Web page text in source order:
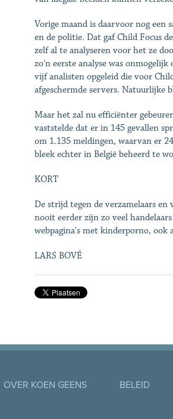
Vorige maand is daarvoor nog
en de politie. Dat gaf Child Focus
zelf al te analyseren voor het ze
zo'n eerste analyse was
vijf analisten opgeleid die voor
afgeschermde servers. Natuurlijke
Maar het zal nu efficiënter
vaststelde dat er in 145 gevallen
om 1.135 meldingen, waarvan er
bleek echter in België beheerd te
KORT
De strijd tegen de verzamelaars
nooit eerder zijn zo veel
webpagina's met kinderporno,
LARS BOVÉ
OVER KOEN GEENS BELEID